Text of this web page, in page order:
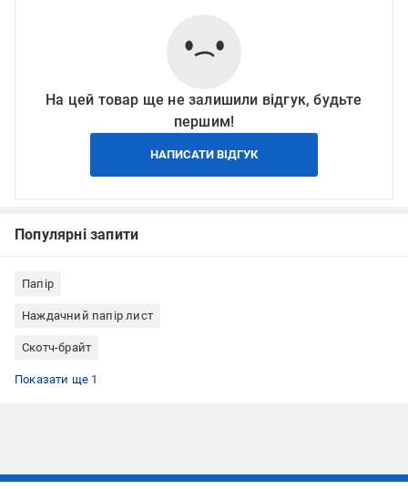
На цей товар ще не залишили відгук, будьте
першим!
НАПИСАТИ ВІДГУК
Популярні запити
Папір
Наждачний папір лист
Скотч-брайт
Показати ще 1